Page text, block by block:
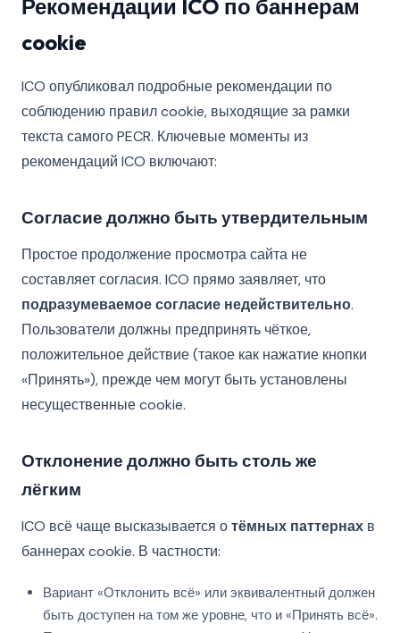
Рекомендации ICO по баннерам
cookie
ICO опубликовал подробные рекомендации по
соблюдению правил cookie, выходящие за рамки
текста самого PECR. Ключевые моменты из
рекомендаций ICO включают:
Согласие должно быть утвердительным
Простое продолжение просмотра сайта не
составляет согласия. ICO прямо заявляет, что
подразумеваемое согласие недействительно.
Пользователи должны предпринять чёткое,
положительное действие (такое как нажатие кнопки
«Принять»), прежде чем могут быть установлены
несущественные cookie.
Отклонение должно быть столь же
лёгким
ICO всё чаще высказывается отёмных паттернах в
баннерах cookie. В частности:
Вариант «Отклонить всё» или эквивалентный должен
быть доступен на том же уровне, что и «Принять всё».